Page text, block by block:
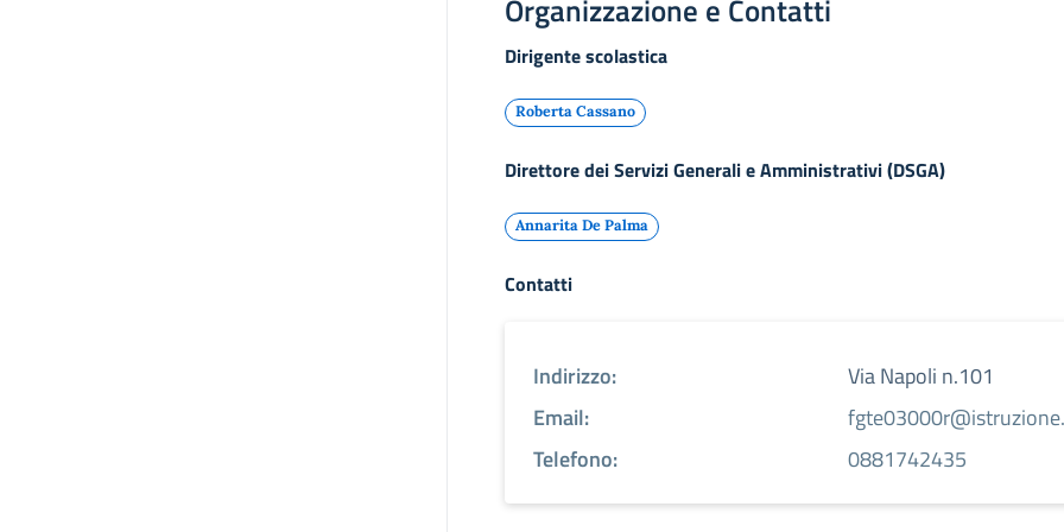
Organizzazione e Contatti
Dirigente scolastica
Roberta Cassano
Direttore dei Servizi Generali e Amministrativi (DSGA)
Annarita De Palma
Contatti
Indirizzo:
Via Napoli n.101
Email:
Telefono:
0881742435